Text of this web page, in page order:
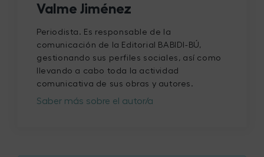
Valme Jiménez
Periodista. Es responsable de la
comunicación de la Editorial BABIDI-BÚ,
gestionando sus perfiles sociales, así como
llevando a cabo toda la actividad
comunicativa de sus obras y autores.
Saber más sobre el autor/a